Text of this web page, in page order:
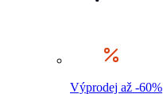
Výprodej až -60%